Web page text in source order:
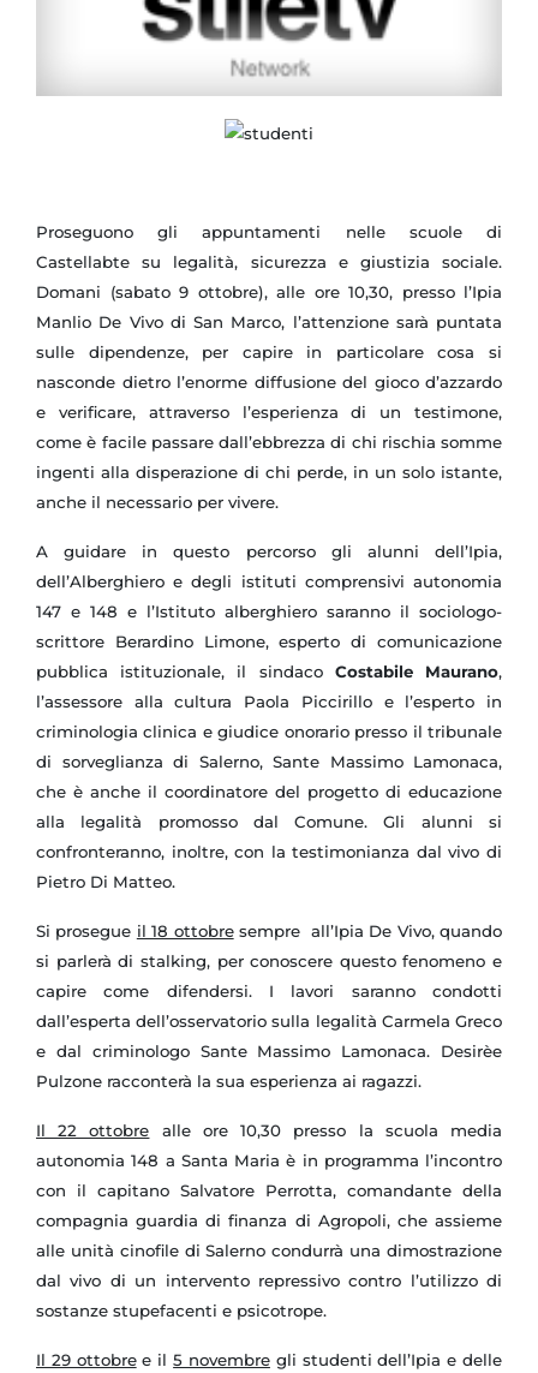
Proseguono gli appuntamenti nelle scuole di
Castellabte su legalità, sicurezza e giustizia sociale.
Domani (sabato 9 ottobre), alle ore 10,30, presso l’Ipia
Manlio De Vivo di San Marco, l’attenzione sarà puntata
sulle dipendenze, per capire in particolare cosa si
nasconde dietro l’enorme diffusione del gioco d’azzardo
e verificare, attraverso l’esperienza di un testimone,
come è facile passare dall’ebbrezza di chi rischia somme
ingenti alla disperazione di chi perde, in un solo istante,
anche il necessario per vivere.
A guidare in questo percorso gli alunni dell’Ipia,
dell’Alberghiero e degli istituti comprensivi autonomia
147 e 148 e l’Istituto alberghiero saranno il sociologo-
scrittore Berardino Limone, esperto di comunicazione
pubblica istituzionale, il sindaco Costabile Maurano,
l’assessore alla cultura Paola Piccirillo e l’esperto in
criminologia clinica e giudice onorario presso il tribunale
di sorveglianza di Salerno, Sante Massimo Lamonaca,
che è anche il coordinatore del progetto di educazione
alla legalità promosso dal Comune. Gli alunni si
confronteranno, inoltre, con la testimonianza dal vivo di
Pietro Di Matteo.
Si prosegue il 18 ottobresempre all’Ipia De Vivo, quando
si parlerà di stalking, per conoscere questo fenomeno e
capire come difendersi. I lavori saranno condotti
dall’esperta dell’osservatorio sulla legalità Carmela Greco
e dal criminologo Sante Massimo Lamonaca. Desirèe
Pulzone racconterà la sua esperienza ai ragazzi.
Il 22 ottobre alle ore 10,30 presso la scuola media
autonomia148 a Santa Maria è in programma l’incontro
con il capitano Salvatore Perrotta, comandante della
compagnia guardia di finanza di Agropoli, che assieme
alle unità cinofile di Salerno condurrà una dimostrazione
dal vivo di un intervento repressivo contro l’utilizzo di
sostanze stupefacenti e psicotrope.
Il 29 ottobree il5 novembregli studenti dell’Ipia e delle